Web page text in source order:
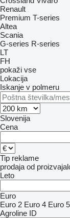
Renault
Premium T-series
Altea
Scania
G-series R-series
LT
FH
pokaži vse
Lokacija
Iskanje v polmeru
Slovenija
Cena
Tip reklame
prodaja od
Leto
Euro
Euro 2 Euro 4 Euro 5
Agroline ID